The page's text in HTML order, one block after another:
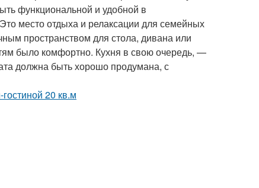
функциональной и удобной в
место отдыха и релаксации для семейных
пространством для стола, дивана или
было комфортно. Кухня в свою очередь, —
должна быть хорошо продумана, с